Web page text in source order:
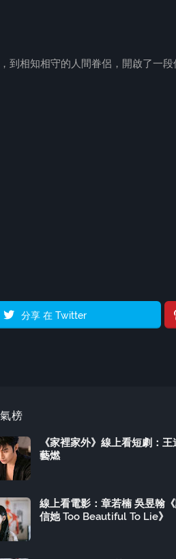
到相知相守的人間眷侶，開啟了一
分享 在 Twitter
榜
《家裡家外》線上看短劇：
藝燃
線上看電影：章若楠 吳昱翰
信她 Too Beautiful To Lie》